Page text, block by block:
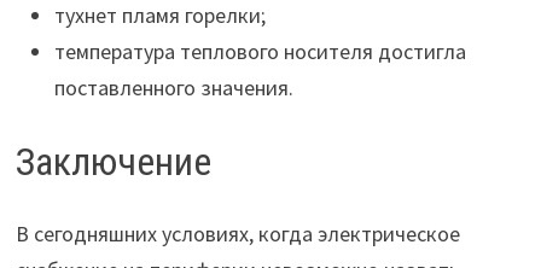
тухнет пламя горелки;
температура теплового носителя достигла
поставленного значения.
Заключение
В сегодняшних условиях, когда электрическое